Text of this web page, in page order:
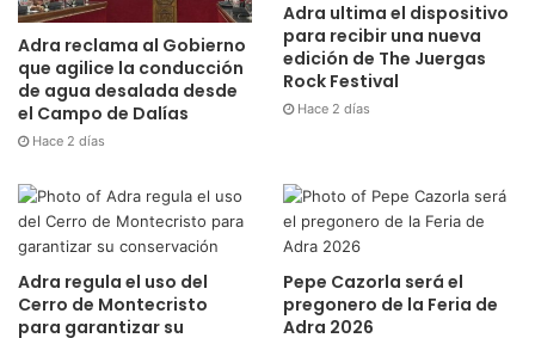
Adra reclama al Gobierno
que agilice la conducción
de agua desalada desde
el Campo de Dalías
Hace 2 días
Adra ultima el dispositivo
para recibir una nueva
edición de The Juergas
Rock Festival
Hace 2 días
Adra regula el uso del
Cerro de Montecristo
para garantizar su
Pepe Cazorla será el
pregonero de la Feria de
Adra 2026